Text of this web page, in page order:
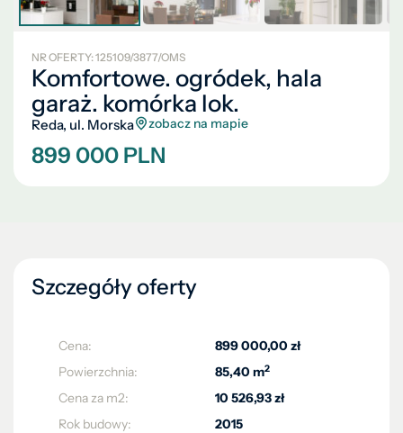
NR OFERTY: 125109/3877/OMS
Komfortowe. ogródek, hala
garaż. komórka lok.
Reda, ul. Morska zobacz na mapie
899 000 PLN
Szczegóły oferty
Cena:
899 000,00 zł
Powierzchnia:
85,40 m2
Cena za m2:
10 526,93 zł
Rok budowy:
2015